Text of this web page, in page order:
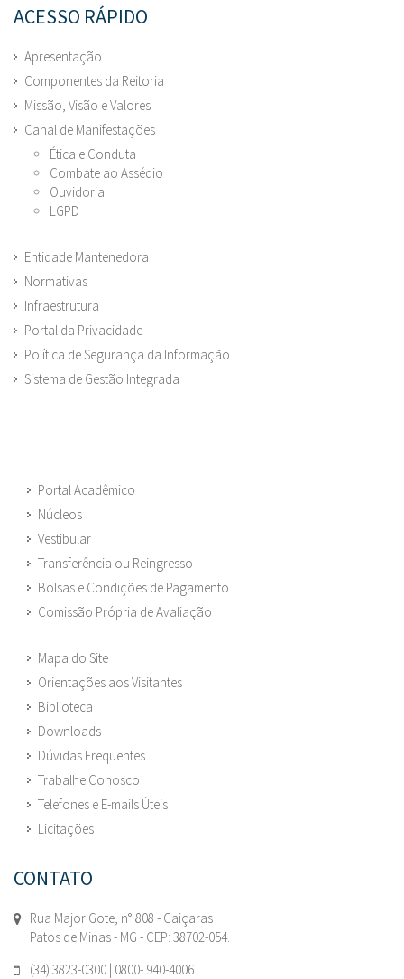
ACESSO RÁPIDO
Apresentação
Componentes da Reitoria
Missão, Visão e Valores
Canal de Manifestações
Ética e Conduta
Combate ao Assédio
Ouvidoria
LGPD
Entidade Mantenedora
Normativas
Infraestrutura
Portal da Privacidade
Política de Segurança da Informação
Sistema de Gestão Integrada
Portal Acadêmico
Núcleos
Vestibular
Transferência ou Reingresso
Bolsas e Condições de Pagamento
Comissão Própria de Avaliação
Mapa do Site
Orientações aos Visitantes
Biblioteca
Downloads
Dúvidas Frequentes
Trabalhe Conosco
Telefones e E-mails Úteis
Licitações
CONTATO
Rua Major Gote, n° 808 - Caiçaras
Patos de Minas - MG - CEP: 38702-054.
(34) 3823-0300 | 0800- 940-4006